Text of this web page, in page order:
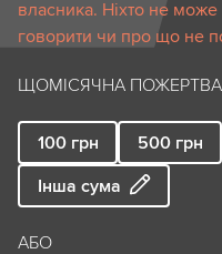
власника. Ніхто не
говорити чи про що не
ЩОМІСЯЧНА ПОЖЕРТВА
100 грн 500 грн
Інша сума
АБО